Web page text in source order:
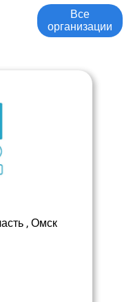
Все
организации
, Омск